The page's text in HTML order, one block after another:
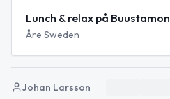
Lunch & relax på Buustamon
Åre Sweden
Johan Larsson